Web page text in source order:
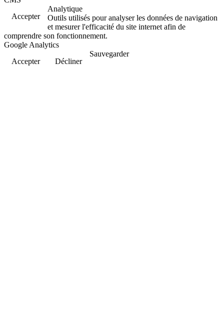
Accepter
Analytique
Outils utilisés pour analyser les données de navigation
et mesurer l'efficacité du site internet afin de
comprendre son fonctionnement.
Google Analytics
Accepter
Décliner
Sauvegarder